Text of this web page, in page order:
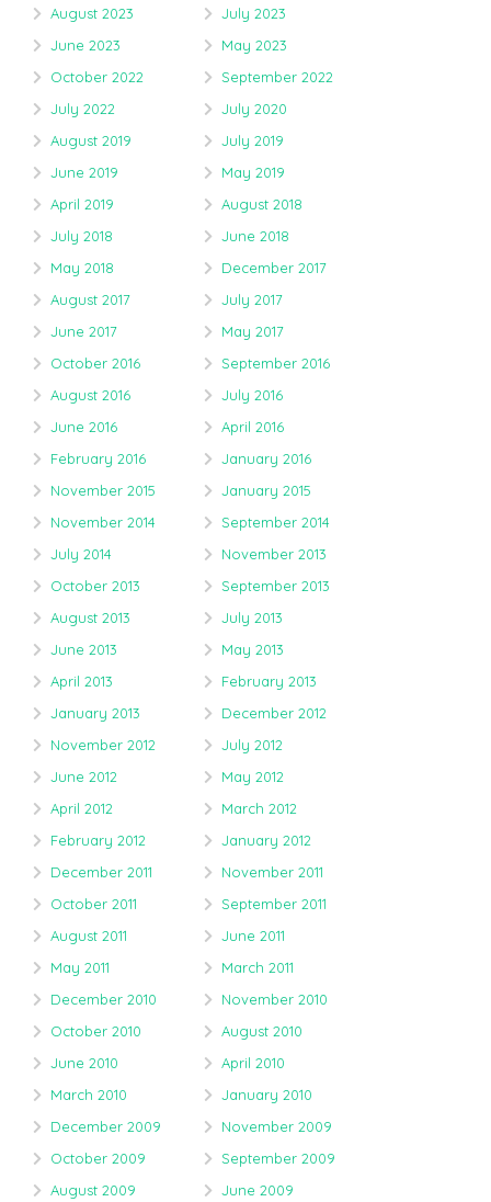
August 2023
July 2023
June 2023
May 2023
October 2022
September 2022
July 2022
July 2020
August 2019
July 2019
June 2019
May 2019
April 2019
August 2018
July 2018
June 2018
May 2018
December 2017
August 2017
July 2017
June 2017
May 2017
October 2016
September 2016
August 2016
July 2016
June 2016
April 2016
February 2016
January 2016
November 2015
January 2015
November 2014
September 2014
July 2014
November 2013
October 2013
September 2013
August 2013
July 2013
June 2013
May 2013
April 2013
February 2013
January 2013
December 2012
November 2012
July 2012
June 2012
May 2012
April 2012
March 2012
February 2012
January 2012
December 2011
November 2011
October 2011
September 2011
August 2011
June 2011
May 2011
March 2011
December 2010
November 2010
October 2010
August 2010
June 2010
April 2010
March 2010
January 2010
December 2009
November 2009
October 2009
September 2009
August 2009
June 2009